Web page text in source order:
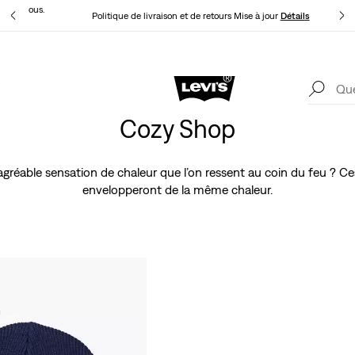
Politique de livraison et de retours Mise à jour Détails
pour vous.
Levi's App. Le meilleur de Levi’s®, sur mesure, spécialement pour vous.
Détails
Cozy Shop
sensation de chaleur que l’on ressent au coin du feu ?
envelopperont de la même chaleur.